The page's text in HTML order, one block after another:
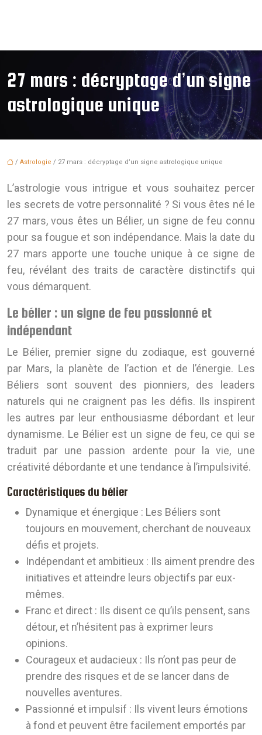
27 mars : décryptage d’un signe
astrologique unique
/ Astrologie / 27 mars : décryptage d’un signe astrologique unique
L’astrologie vous intrigue et vous souhaitez percer
les secrets de votre personnalité ? Si vous êtes né le
27 mars, vous êtes un Bélier, un signe de feu connu
pour sa fougue et son indépendance. Mais la date du
27 mars apporte une touche unique à ce signe de
feu, révélant des traits de caractère distinctifs qui
vous démarquent.
Le bélier : un signe de feu passionné et
indépendant
Le Bélier, premier signe du zodiaque, est gouverné
par Mars, la planète de l’action et de l’énergie. Les
Béliers sont souvent des pionniers, des leaders
naturels qui ne craignent pas les défis. Ils inspirent
les autres par leur enthousiasme débordant et leur
dynamisme. Le Bélier est un signe de feu, ce qui se
traduit par une passion ardente pour la vie, une
créativité débordante et une tendance à l’impulsivité.
Caractéristiques du bélier
Dynamique et énergique : Les Béliers sont
toujours en mouvement, cherchant de nouveaux
défis et projets.
Indépendant et ambitieux : Ils aiment prendre des
initiatives et atteindre leurs objectifs par eux-
mêmes.
Franc et direct : Ils disent ce qu’ils pensent, sans
détour, et n’hésitent pas à exprimer leurs
opinions.
Courageux et audacieux : Ils n’ont pas peur de
prendre des risques et de se lancer dans de
nouvelles aventures.
Passionné et impulsif : Ils vivent leurs émotions
à fond et peuvent être facilement emportés par